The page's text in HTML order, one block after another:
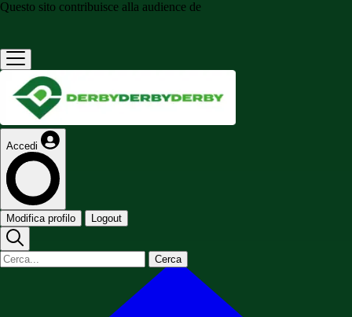
Questo sito contribuisce alla audience de
Accedi
Modifica profilo Logout
Cerca